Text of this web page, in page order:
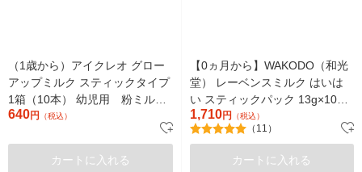
（1歳から）アイクレオ グロー
アップミルク スティックタイプ
1箱（10本） 幼児用 粉ミル
ク グリコ
640円 （税込）
カートに入れる
【0ヵ月から】WAKODO（和光
堂） レーベンスミルク はいは
い スティックパック 13g×10
包 3箱 アサヒGF 粉ミルク
1,710円 （税込）
（11）
カートに入れる